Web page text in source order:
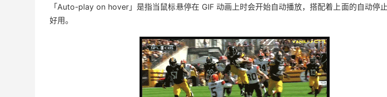
「Auto-play on hover」是指当鼠标悬停在 GIF 动画上时会开始自动播放，搭配着上面的自动停
好用。